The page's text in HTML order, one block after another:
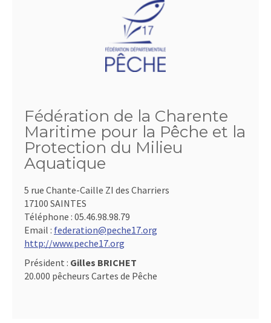
Fédération de la Charente
Maritime pour la Pêche et la
Protection du Milieu
Aquatique
5 rue Chante-Caille ZI des Charriers
17100 SAINTES
Téléphone : 05.46.98.98.79
Email : federation@peche17.org
http://www.peche17.org
Président : Gilles BRICHET
20.000 pêcheurs Cartes de Pêche